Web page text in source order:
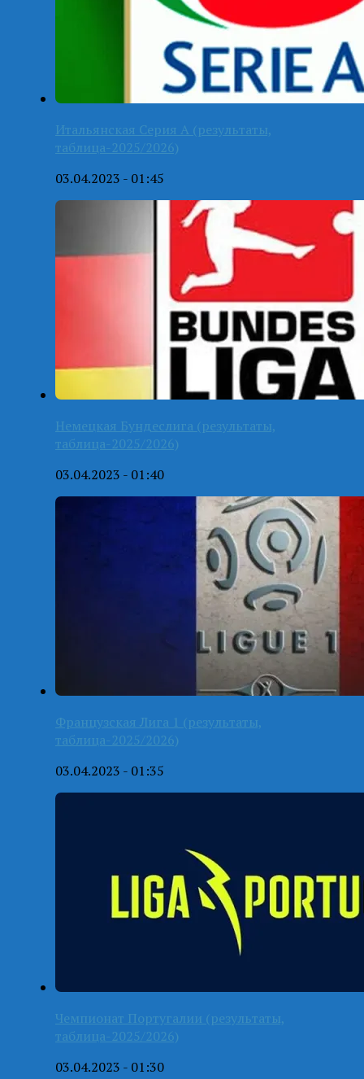
Итальянская Серия А (результаты,
таблица-2025/2026)
03.04.2023 - 01:45
Немецкая Бундеслига (результаты,
таблица-2025/2026)
03.04.2023 - 01:40
Французская Лига 1 (результаты,
таблица-2025/2026)
03.04.2023 - 01:35
Чемпионат Португалии (результаты,
таблица-2025/2026)
03.04.2023 - 01:30